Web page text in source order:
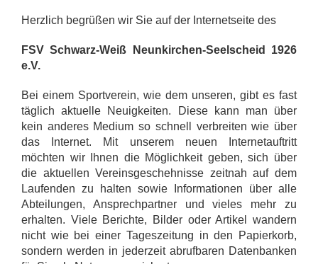
Herzlich begrüßen wir Sie auf der Internetseite des
FSV Schwarz-Weiß Neunkirchen-Seelscheid 1926
e.V.
Bei einem Sportverein, wie dem unseren, gibt es fast
täglich aktuelle Neuigkeiten. Diese kann man über
kein anderes Medium so schnell verbreiten wie über
das Internet. Mit unserem neuen Internetauftritt
möchten wir Ihnen die Möglichkeit geben, sich über
die aktuellen Vereinsgeschehnisse zeitnah auf dem
Laufenden zu halten sowie Informationen über alle
Abteilungen, Ansprechpartner und vieles mehr zu
erhalten. Viele Berichte, Bilder oder Artikel wandern
nicht wie bei einer Tageszeitung in den Papierkorb,
sondern werden in jederzeit abrufbaren Datenbanken